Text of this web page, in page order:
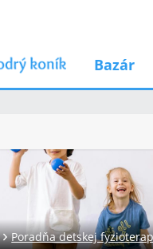
Bazár
Poradňa detskej